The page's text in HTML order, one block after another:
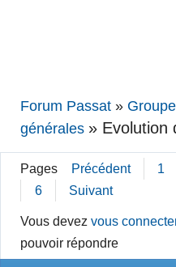
Forum Passat »
générales » Evolution
Pages Précédent 1
6
Suivant
Vous devezvous
pouvoir répondre